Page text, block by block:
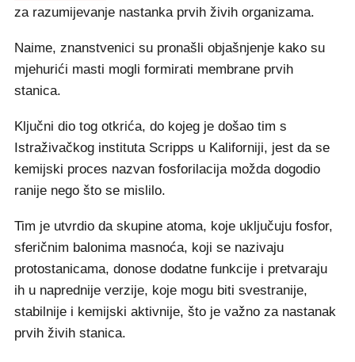
za razumijevanje nastanka prvih živih organizama.
Naime, znanstvenici su pronašli objašnjenje kako su
mjehurići masti mogli formirati membrane prvih
stanica.
Ključni dio tog otkrića, do kojeg je došao tim s
Istraživačkog instituta Scripps u Kaliforniji, jest da se
kemijski proces nazvan fosforilacija možda dogodio
ranije nego što se mislilo.
Tim je utvrdio da skupine atoma, koje uključuju fosfor,
sferičnim balonima masnoća, koji se nazivaju
protostanicama, donose dodatne funkcije i pretvaraju
ih u naprednije verzije, koje mogu biti svestranije,
stabilnije i kemijski aktivnije, što je važno za nastanak
prvih živih stanica.